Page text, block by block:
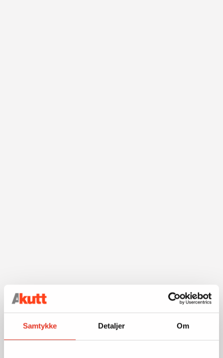
Samtykke Detaljer Om